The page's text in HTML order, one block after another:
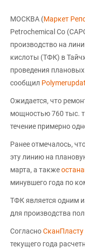
МОСКВА (Маркет
Petrochemical Co
производство на
кислоты (ТФК) в
проведения
сообщил
Ожидается, что
мощностью 760 тыс.
течение примерно
Ранее отмечалось,
эту линию на
марта, а также
минувшего года по
ТФК является одним
для производства
СогласноСканПласту
текущего года